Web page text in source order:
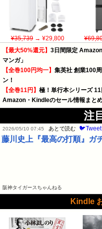
¥35,739→ ¥29,800
【最大50%還元】 3日間限定
マンガ」
【全巻100円均一】 集英社 創業100
ン！
【全巻11円】 極！単行本シリーズ
Amazon・Kindleのセール情報まと
注
2026/05/10 07:45 あとで読む 🐦Tweet
藤川史上『最高の打順』ガ
阪神タイガースちゃんねる
Kindle